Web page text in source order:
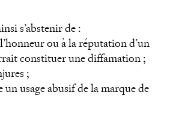
s’abstenir de :
ou à la réputation d’un
constituer une diffamation ;
;
usage abusif de la marque de